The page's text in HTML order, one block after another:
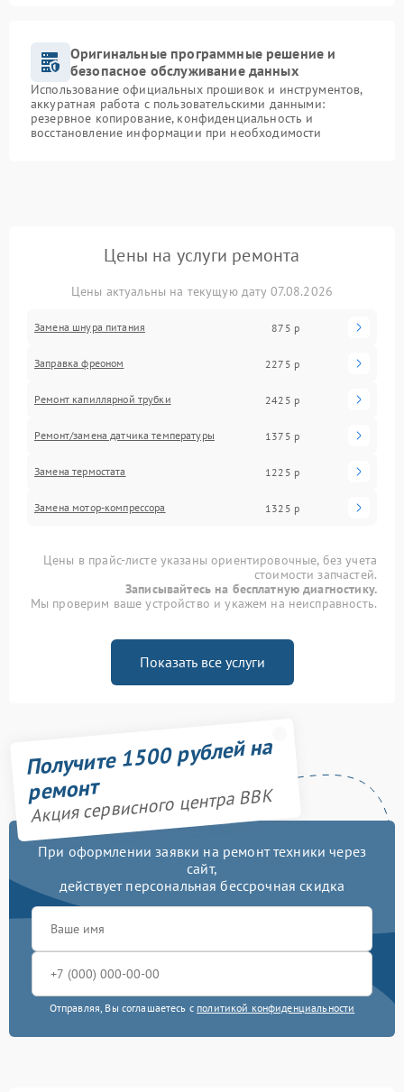
Оригинальные программные решение и
безопасное обслуживание данных
Использование официальных прошивок и инструментов,
аккуратная работа с пользовательскими данными:
резервное копирование, конфиденциальность и
восстановление информации при необходимости
Цены на услуги ремонта
Цены актуальны на текущую дату 07.08.2026
Замена шнура питания 875 р
Заправка фреоном 2275 р
Ремонт капиллярной трубки 2425 р
Ремонт/замена датчика температуры 1375 р
Замена термостата 1225 р
Замена мотор-компрессора 1325 р
Цены в прайс-листе указаны ориентировочные, без учета
стоимости запчастей.
Записывайтесь на бесплатную диагностику.
Мы проверим ваше устройство и укажем на неисправность.
Показать все услуги
Получите 1500 рублей на
ремонт
Акция сервисного центра BBK
При оформлении заявки на ремонт техники через
сайт,
действует персональная бессрочная скидка
Отправляя, Вы соглашаетесь с политикой конфиденциальности